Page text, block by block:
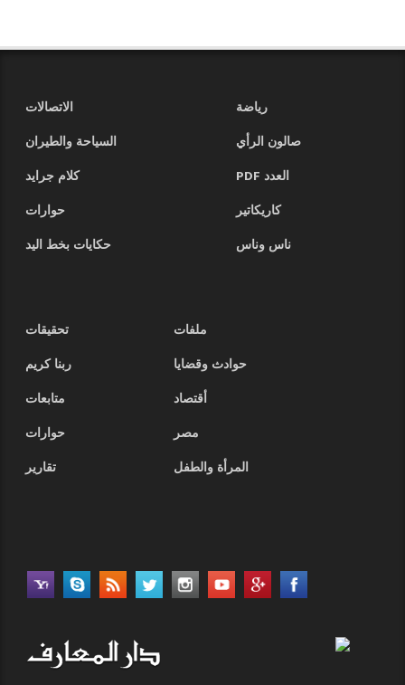
رياضة
الاتصالات
صالون الرأي
السياحة والطيران
العدد PDF
كلام جرايد
كاريكاتير
حوارات
ناس وناس
حكايات بخط اليد
ملفات
تحقيقات
حوادث وقضايا
ربنا كريم
أقتصاد
متابعات
مصر
حوارات
المرأة والطفل
تقارير